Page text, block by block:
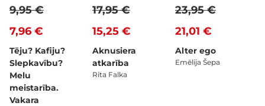
7,96 €
9,95 €
Tēju? Kafiju?
Slepkavību?
Melu
meistarība.
Vakara
15,25 €
17,95 €
Aknusiera
atkarība
Rita Falka
21,01 €
23,95 €
Alter ego
Emēlija Šepa